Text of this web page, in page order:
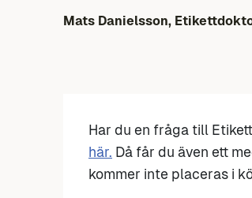
Mats Danielsson,
Har du en fråga till
här. Då får du även ett
kommer inte placeras i